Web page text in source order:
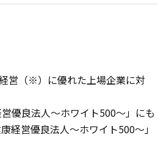
営（※）に優れた上場企業に対
優良法人～ホワイト500～」にも
経営優良法人～ホワイト500～」